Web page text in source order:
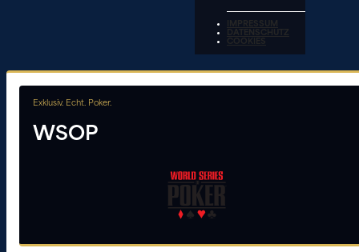
IMPRESSUM
DATENSCHUTZ
COOKIES
Exklusiv. Echt. Poker.
WSOP